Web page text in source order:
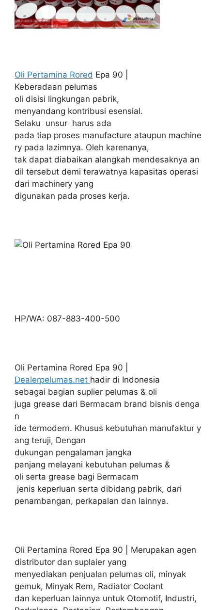
Oli Pertamina Rored Epa 90 |
Keberadaan pelumas
oli disisi lingkungan pabrik,
menyandang kontribusi esensial.
Selaku unsur harus ada
pada tiap proses manufacture ataupun machine
ry pada lazimnya. Oleh karenanya,
tak dapat diabaikan alangkah mendesaknya an
dil tersebut demi terawatnya kapasitas operasi
dari machinery yang
digunakan pada proses kerja.
HP/WA: 087-883-400-500
Oli Pertamina Rored Epa 90 |
Dealerpelumas.net hadir di Indonesia
sebagai bagian suplier pelumas & oli
juga grease dari Bermacam brand bisnis denga
n
ide termodern. Khusus kebutuhan manufaktur y
ang teruji, Dengan
dukungan pengalaman jangka
panjang melayani kebutuhan pelumas &
oli serta grease bagi Bermacam
jenis keperluan serta dibidang pabrik, dari
penambangan, perkapalan dan lainnya.
Oli Pertamina Rored Epa 90 | Merupakan agen
distributor dan suplaier yang
menyediakan penjualan pelumas oli, minyak
gemuk, Minyak Rem, Radiator Coolant
dan keperluan lainnya untuk Otomotif, Industri,